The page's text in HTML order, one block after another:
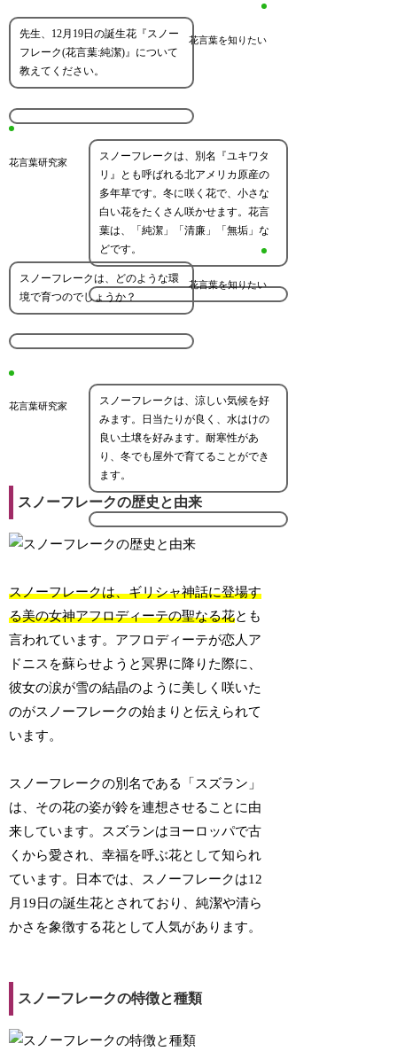
花言葉を知りたい
先生、12月19日の誕生花『スノー
フレーク(花言葉:純潔)』について
教えてください。
花言葉研究家
スノーフレークは、別名『ユキワタ
リ』とも呼ばれる北アメリカ原産の
多年草です。冬に咲く花で、小さな
白い花をたくさん咲かせます。花言
葉は、「純潔」「清廉」「無垢」な
どです。
花言葉を知りたい
スノーフレークは、どのような環
境で育つのでしょうか？
花言葉研究家
スノーフレークは、涼しい気候を好
みます。日当たりが良く、水はけの
良い土壌を好みます。耐寒性があ
り、冬でも屋外で育てることができ
ます。
スノーフレークの歴史と由来
スノーフレークは、ギリシャ神話に登場す
る美の女神アフロディーテの聖なる花とも
言われています。アフロディーテが恋人ア
ドニスを蘇らせようと冥界に降りた際に、
彼女の涙が雪の結晶のように美しく咲いた
のがスノーフレークの始まりと伝えられて
います。
スノーフレークの別名である「スズラン」
は、その花の姿が鈴を連想させることに由
来しています。スズランはヨーロッパで古
くから愛され、幸福を呼ぶ花として知られ
ています。日本では、スノーフレークは12
月19日の誕生花とされており、純潔や清ら
かさを象徴する花として人気があります。
スノーフレークの特徴と種類